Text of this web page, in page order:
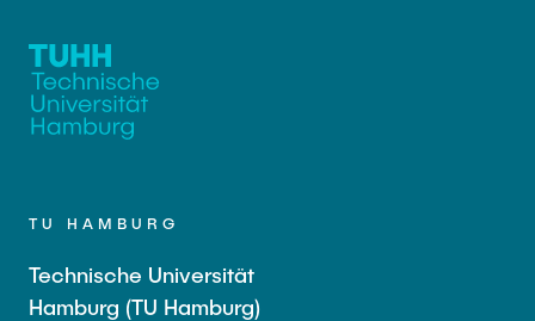
TU HAMBURG
Technische Universität
Hamburg (TU Hamburg)